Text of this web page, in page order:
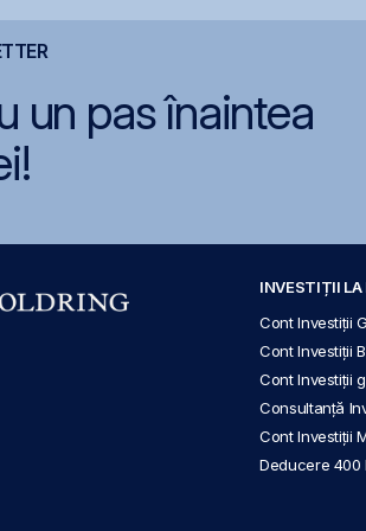
un pas înaintea
INVESTIȚII LA
Cont Investiții
Cont Investiții
Cont Investiții
Consultanță
Cont Investiții
Deducere 400